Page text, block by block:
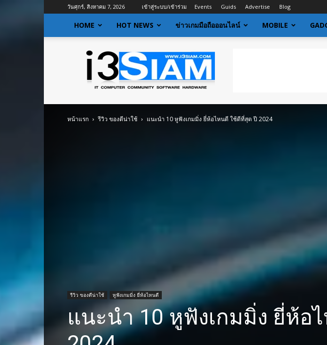
วันศุกร์, สิงหาคม 7, 2026 เข้าสู่ระบบ/เข้าร่วม Events Guids Advertise Blog
HOME HOT NEWS ข่าวเกมมือถือออนไลน์ MOBILE
I3siam
ข่าว
ไอที
ข้อมูล
ข่าวสาร
หน้าแรก รีวิว ของดีน่าใช้ แนะนำ 10 หูฟังเกมมิ่ง ยี่ห้อไหนดี ใช้ดีที่สุด ปี 2024
รีวิว ของดีน่าใช้ หูฟังเกมมิ่ง ยี่ห้อไหนดี
แนะนำ 10 หูฟังเกมมิ่ง ยี่ห้อ